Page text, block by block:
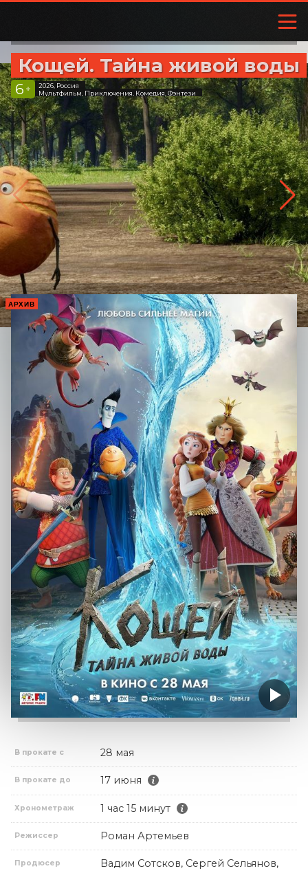
Кощей. Тайна живой воды
6 +
2026, Россия
Мультфильм, Приключения, Комедия, Фэнтези
АРХИВ
В прокате с 28 мая
В прокате до 17 июня
Хронометраж 1 час 15 минут
Режиссер Роман Артемьев
Продюсер
Вадим Сотсков, Сергей Сельянов,